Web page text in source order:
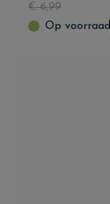
€6,99
Op voorraad